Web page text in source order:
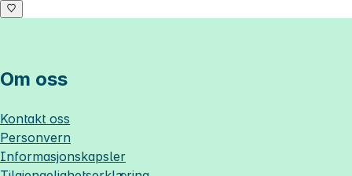
Om oss
Kontakt oss
Personvern
Informasjonskapsler